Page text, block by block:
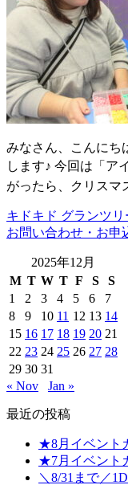
みなさん、こんにち
します♪ 今回は「ア
がったら、クリス
キドキド グランツ
お問い合わせ・お申
2025年12月
M T W T F S
S
1
2 3 4 5 6
7
8
9 10 11 12 13 14
15 16 17 18 19 20 21
22 23 24 25 26 27 28
29 30 31
« Nov
Jan »
最近の投稿
★8月イベント
★7月イベント
＼8/31まで／